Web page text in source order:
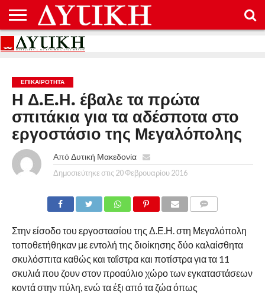
ΑΡΧΙΚΉ
ΕΠΙΚΟΙΝΩΝΊΑ
ΌΡΟΙ
ΠΡΟΣΤΑΣΊΑ
ΕΠΙΚΑΙΡΟΤΗΤΑ
Η Δ.Ε.Η. έβαλε τα πρώτα
σπιτάκια για τα αδέσποτα στο
εργοστάσιο της Μεγαλόπολης
Από Δυτική Μακεδονία
Δημοσιεύτηκε στις 20 Φεβρουαρίου 2016
Στην είσοδο του εργοστασίου της Δ.Ε.Η. στη Μεγαλόπολη
τοποθετήθηκαν με εντολή της διοίκησης δύο καλαίσθητα
σκυλόσπιτα καθώς και ταΐστρα και ποτίστρα για τα 11
σκυλιά που ζουν στον προαύλιο χώρο των εγκαταστάσεων
κοντά στην πύλη, ενώ τα έξι από τα ζώα όπως